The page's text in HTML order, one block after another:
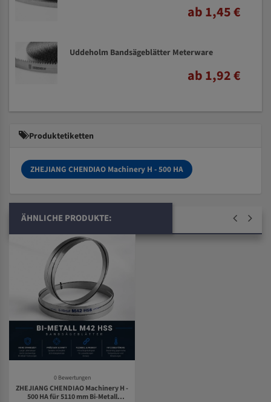
ab 1,45 €
Uddeholm Bandsägeblätter Meterware
ab 1,92 €
Produktetiketten
ZHEJIANG CHENDIAO Machinery H - 500 HA
ÄHNLICHE PRODUKTE:
0 Bewertungen
ZHEJIANG CHENDIAO Machinery H -
500 HA für 5110 mm Bi-Metall